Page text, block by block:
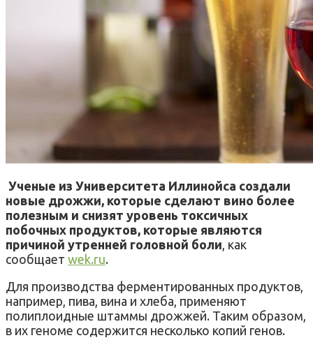
Ученые из Университета Иллинойса создали
новые дрожжи, которые сделают вино более
полезным и снизят уровень токсичных
побочных продуктов, которые являются
причиной утренней головной боли , как
сообщает wek.ru.
Для производства ферментированных продуктов,
например, пива, вина и хлеба, применяют
полиплоидные штаммы дрожжей. Таким образом,
в их геноме содержится несколько копий генов.